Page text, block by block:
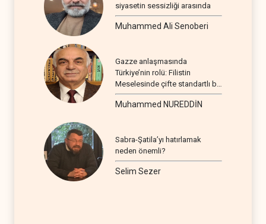
siyasetin sessizliği arasında
Muhammed Ali Senoberi
Gazze anlaşmasında
Türkiye’nin rolü: Filistin
Meselesinde çifte standartlı bir
seyir
Muhammed NUREDDİN
Sabra-Şatila’yı hatırlamak
neden önemli?
Selim Sezer